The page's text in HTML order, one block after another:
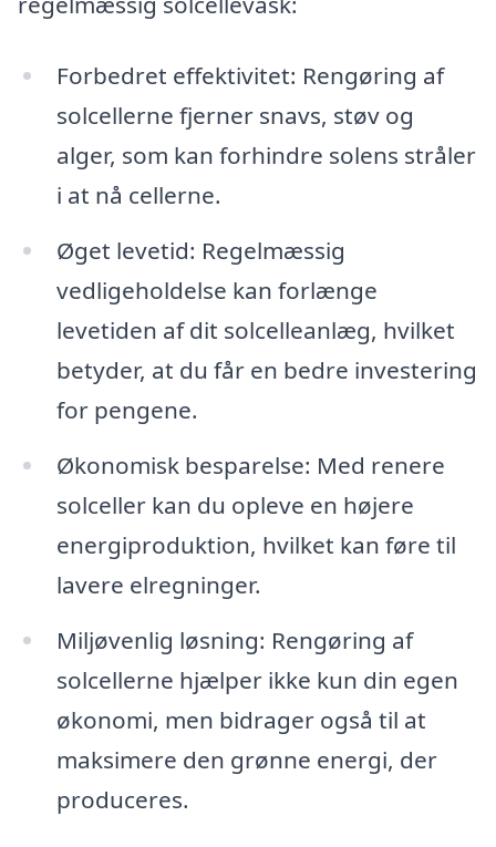
Forbedret effektivitet: Rengøring af
solcellerne fjerner snavs, støv og
alger, som kan forhindre solens stråler
i at nå cellerne.
Øget levetid: Regelmæssig
vedligeholdelse kan forlænge
levetiden af dit solcelleanlæg, hvilket
betyder, at du får en bedre investering
for pengene.
Økonomisk besparelse: Med renere
solceller kan du opleve en højere
energiproduktion, hvilket kan føre til
lavere elregninger.
Miljøvenlig løsning: Rengøring af
solcellerne hjælper ikke kun din egen
økonomi, men bidrager også til at
maksimere den grønne energi, der
produceres.